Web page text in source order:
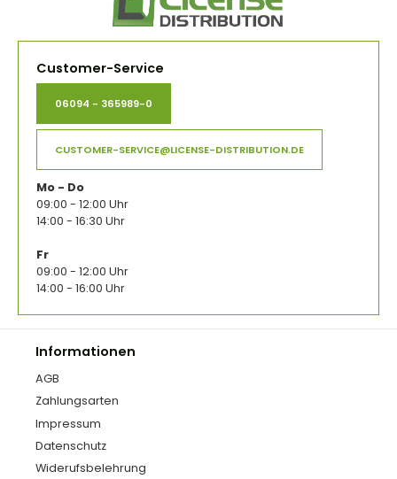
Customer-Service
06094 - 365989-0
CUSTOMER-SERVICE@LICENSE-DISTRIBUTION.DE
Mo - Do
09:00 - 12:00 Uhr
14:00 - 16:30 Uhr
Fr
09:00 - 12:00 Uhr
14:00 - 16:00 Uhr
Informationen
AGB
Zahlungsarten
Impressum
Datenschutz
Widerufsbelehrung